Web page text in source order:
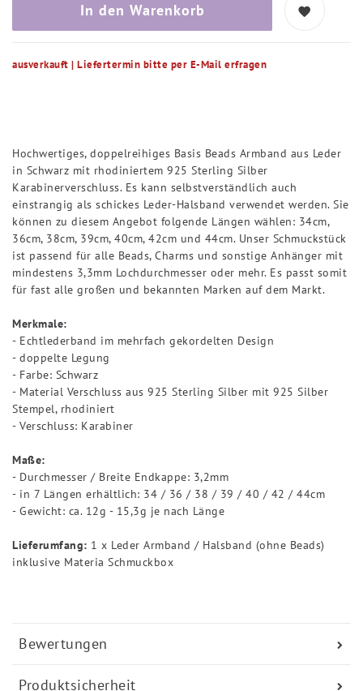
In den Warenkorb
ausverkauft | Liefertermin bitte per E-Mail erfragen
Bewertungen
Produktsicherheit
Hochwertiges, doppelreihiges Basis Beads Armband aus Leder
in Schwarz mit rhodiniertem 925 Sterling Silber
Karabinerverschluss. Es kann selbstverständlich auch
einstrangig als schickes Leder-Halsband verwendet werden. Sie
können zu diesem Angebot folgende Längen wählen: 34cm,
36cm, 38cm, 39cm, 40cm, 42cm und 44cm. Unser Schmuckstück
ist passend für alle Beads, Charms und sonstige Anhänger mit
mindestens 3,3mm Lochdurchmesser oder mehr. Es passt somit
für fast alle großen und bekannten Marken auf dem Markt.
Merkmale:
- Echtlederband im mehrfach gekordelten Design
- doppelte Legung
- Farbe: Schwarz
- Material Verschluss aus 925 Sterling Silber mit 925 Silber
Stempel, rhodiniert
- Verschluss: Karabiner
Maße:
- Durchmesser / Breite Endkappe: 3,2mm
- in 7 Längen erhältlich: 34 / 36 / 38 / 39 / 40 / 42 / 44cm
- Gewicht: ca. 12g - 15,3g je nach Länge
Lieferumfang: 1 x Leder Armband / Halsband (ohne Beads)
inklusive Materia Schmuckbox